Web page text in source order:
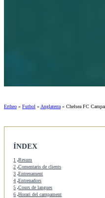
Ertheo » Futbol » Anglaterra » Chelsea FC
ÍNDEX
1 Resum
2 Comentaris de clients
3 Entrenament
4 Entrenadors
5 Cours de langues
6 Horari del campament